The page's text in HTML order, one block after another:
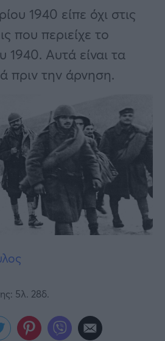
1940 είπε όχι στις
που περιείχε το
1940. Αυτά είναι τα
πριν την άρνηση.
5λ. 28δ.